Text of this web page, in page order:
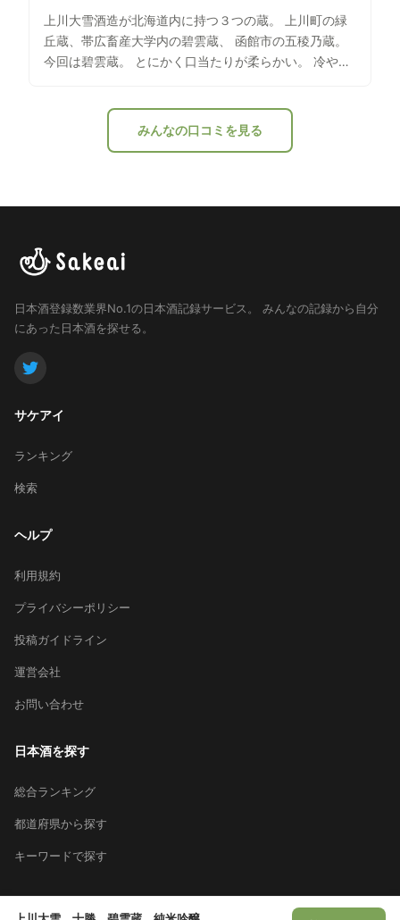
上川大雪酒造が北海道内に持つ３つの蔵。 上川町の緑
丘蔵、帯広畜産大学内の碧雲蔵、 函館市の五稜乃蔵。
今回は碧雲蔵。 とにかく口当たりが柔らかい。 冷やし
ビチビ飲む… 鯛やオヒョウの白身の刺身でも、 ロース
トビーフでも合う。 ゆっくりと時間が過ぎていく… そ
みんなの口コミを見る
日本酒登録数業界No.1の日本酒記録サービス。
みんなの記録から自分
にあった日本酒を探せる。
サケアイ
ランキング
検索
ヘルプ
利用規約
プライバシーポリシー
投稿ガイドライン
運営会社
お問い合わせ
日本酒を探す
総合ランキング
都道府県から探す
キーワードで探す